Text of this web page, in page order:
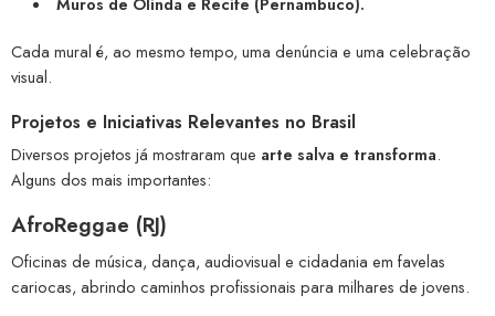
Cada mural é, ao mesmo tempo, uma denúncia e uma celebração
visual.
Projetos e Iniciativas Relevantes no Brasil
Diversos projetos já mostraram que arte salva e transforma.
Alguns dos mais importantes:
AfroReggae (RJ)
Oficinas de música, dança, audiovisual e cidadania em favelas
cariocas, abrindo caminhos profissionais para milhares de jovens.